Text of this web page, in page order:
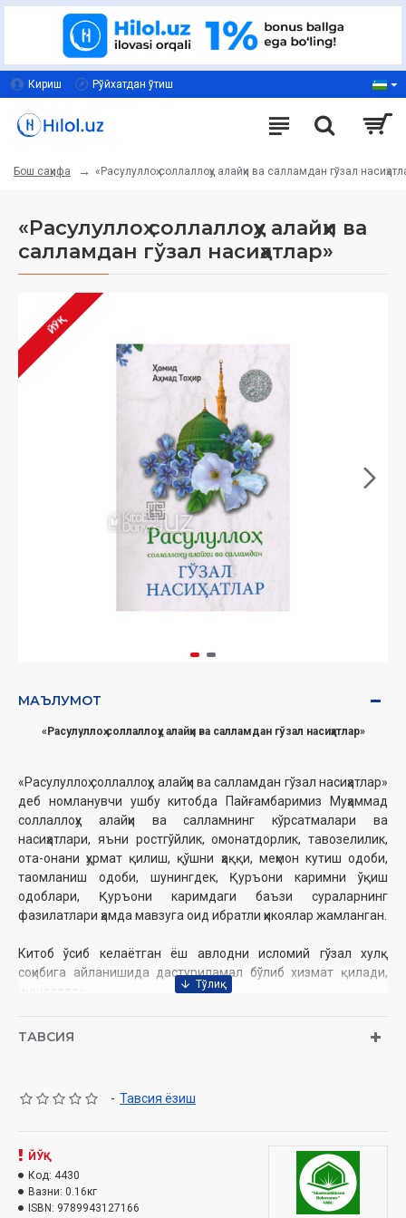
Кириш Рўйхатдан ўтиш
Бош саҳифа «Расулуллоҳ соллаллоҳу алайҳи ва салламдан гўзал
«Расулуллоҳ соллаллоҳу алайҳи ва
салламдан гўзал насиҳатлар»
ЙЎҚ
МАЪЛУМОТ
«Расулуллоҳ соллаллоҳу алайҳи ва салламдан гўзал насиҳатлар»
«Расулуллоҳ соллаллоҳу алайҳи ва салламдан гўзал насиҳатлар»
деб номланувчи ушбу китобда Пайғамбаримиз Муҳаммад
соллаллоҳу алайҳи ва салламнинг кўрсатмалари ва
насиҳатлари, яъни ростгўйлик, омонатдорлик, тавозелилик,
ота-онани ҳурмат қилиш, қўшни ҳаққи, меҳмон кутиш одоби,
таомланиш одоби, шунингдек, Қуръони каримни ўқиш
одоблари, Қуръони каримдаги баъзи сураларнинг
фазилатлари ҳамда мавзуга оид ибратли ҳикоялар жамланган.
Китоб ўсиб келаётган ёш авлодни исломий гўзал хулқ
соҳибига айланишида дастуриламал бўлиб хизмат қилади,
иншааллоҳ.
Нашриёт:«Шамсуддинхон Бобохонов»
ISBN:
Ўлчами:70×90 1/32
Муқоваси:юмшоқ
ТАВСИЯ
- Тавсия ёзиш
ЙЎҚ
Код: 4430
Вазни: 0.16кг
ISBN: 9789943127166